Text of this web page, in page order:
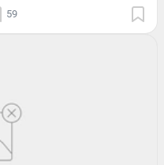
59